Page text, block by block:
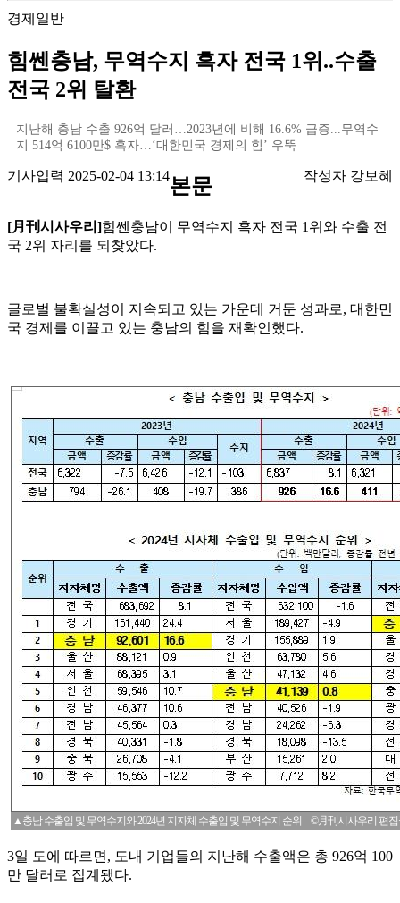
경제일반
힘쎈충남, 무역수지 흑자 전국 1위..수출
전국 2위 탈환
지난해 충남 수출 926억 달러…2023년에 비해 16.6% 급증...무역수
지 514억 6100만$ 흑자…‘대한민국 경제의 힘’ 우뚝
기사입력 2025-02-04 13:14 작성자 강보혜
본문
[月刊시사우리]힘쎈충남이 무역수지 흑자 전국 1위와 수출 전
국 2위 자리를 되찾았다.
글로벌 불확실성이 지속되고 있는 가운데 거둔 성과로, 대한민
국 경제를 이끌고 있는 충남의 힘을 재확인했다.
▲충남 수출입 및 무역수지와 2024년 지자체 수출입 및 무역수지 순위 ©月刊시사우리 편
3일 도에 따르면, 도내 기업들의 지난해 수출액은 총 926억 100
만 달러로 집계됐다.